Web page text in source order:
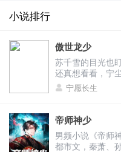
小说排行
傲世龙少
苏千雪的目光也
还真想看看，宁
头，下意识就要
恶毒的话： ‘对
了那天再告诉你
杯喜酒啊！’ “伊
宁尘的自言自语
间，选择了游轮
宁愿长生
帝师神少
男频小说《帝师
都市文，秦萧、